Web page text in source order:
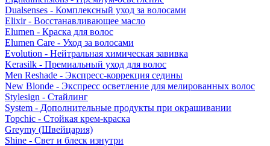
Dualsenses - Комплексный уход за волосами
Elixir - Восстанавливающее масло
Elumen - Краска для волос
Elumen Care - Уход за волосами
Evolution - Нейтральная химическая завивка
Kerasilk - Премиальный уход для волос
Men Reshade - Экспресс-коррекция седины
New Blonde - Экспресс осветление для мелированных волос
Stylesign - Стайлинг
System - Дополнительные продукты при окрашивании
Topchic - Стойкая крем-краска
Greymy (Швейцария)
Shine - Свет и блеск изнутри